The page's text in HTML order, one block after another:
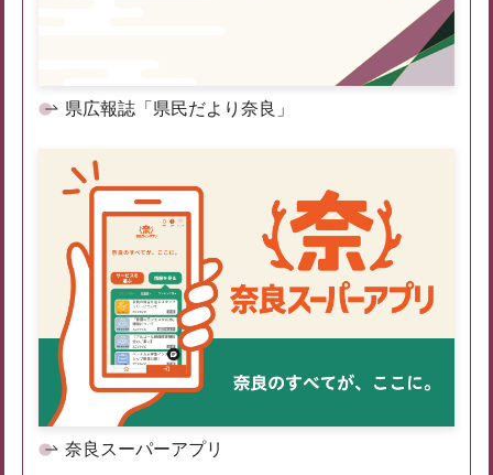
県広報誌「県民だより奈良」
奈良スーパーアプリ